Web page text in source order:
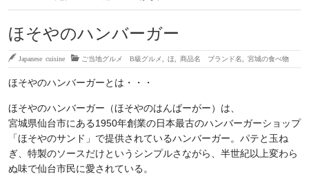
ほそやのハンバーガー
Japanese cuisine ご当地グルメ B級グルメ ほ 商品名 ブランド名 宮城の食べ物
ほそやのハンバーガーとは・・・
ほそやのハンバーガー（ほそやのはんばーがー）は、
宮城県仙台市にある1950年創業の日本最古のハンバーガーショップ
「ほそやのサンド」で提供されているハンバーガー。パテと玉ね
ぎ、特製のソースだけというシンプルさながら、半世紀以上変わら
ぬ味で仙台市民に愛されている。